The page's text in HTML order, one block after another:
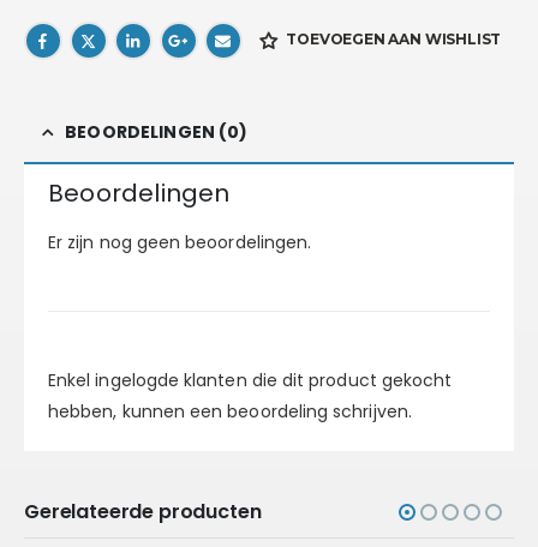
TOEVOEGEN AAN WISHLIST
BEOORDELINGEN (0)
Beoordelingen
Er zijn nog geen beoordelingen.
Enkel ingelogde klanten die dit product gekocht
hebben, kunnen een beoordeling schrijven.
Gerelateerde producten